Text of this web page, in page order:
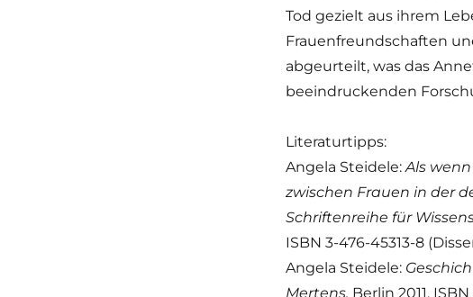
Tod gezielt aus ihrem
Frauenfreundschaften
abgeurteilt, was das
beeindruckenden
Literaturtipps:
Angela Steidele:Als
zwischen Frauen in der
Schriftenreihe für
ISBN 3-476-45313-8
Angela Steidele:
Mertens. Berlin 2011.